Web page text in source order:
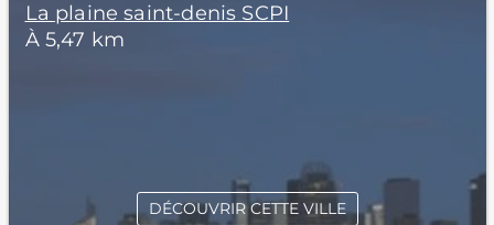
La plaine saint-denis SCPI
À 5,47 km
DÉCOUVRIR CETTE VILLE